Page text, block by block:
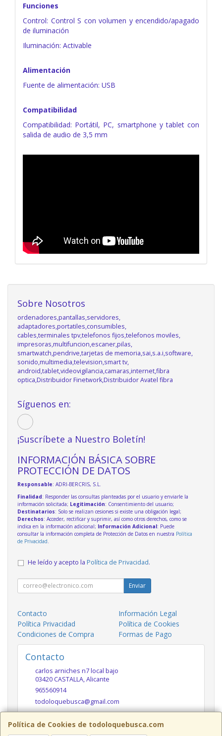
Funciones
Control: Control S con volumen y encendido/apagado
de iluminación
Iluminación: Activable
Alimentación
Fuente de alimentación: USB
Compatibilidad
Compatibilidad: Portátil, PC, smartphone y tablet con
salida de audio de 3,5 mm
Política de Cookies de todoloquebusca.com
Sobre Nosotros
ordenadores,pantallas,servidores,
adaptadores,portatiles,consumibles,
cables,terminales tpv,telefonos fijos,telefonos moviles,
impresoras,multifuncion,escaner,pilas,
smartwatch,pendrive,tarjetas de memoria,sai,s.a.i,software,
sonido,multimedia,television,smart tv,
android,tablet,videovigilancia,camaras,internet,fibra
optica,Distribuidor Finetwork,Distribuidor Avatel fibra
Síguenos en:
¡Suscríbete a Nuestro Boletín!
INFORMACIÓN BÁSICA SOBRE
PROTECCIÓN DE DATOS
Responsable: ADRI-BERCRIS, S.L.
Finalidad: Responder las consultas planteadas por el usuario y enviarle la
información solicitada; Legitimación: Consentimiento del usuario;
Destinatarios: Solo se realizan cesiones si existe una obligación legal;
Derechos: Acceder, rectificar y suprimir, así como otros derechos, como se
indica en la información adicional; Información Adicional: Puede
consultar la información completa de Protección de Datos en nuestra Política
de Privacidad.
He leído y acepto la Política de Privacidad.
Enviar
Contacto
Información Legal
Política Privacidad
Política de Cookies
Condiciones de Compra
Formas de Pago
Contacto
carlos arniches n7 local bajo
03420 CASTALLA,Alicante
965560914
todoloquebusca@gmail.com